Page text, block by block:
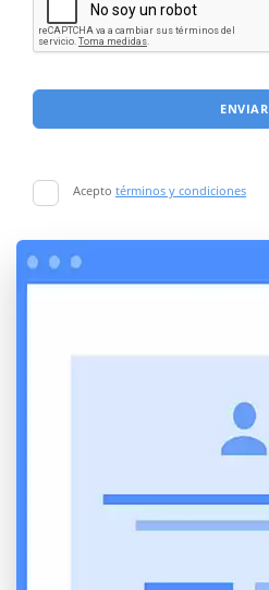
ENVIAR
Acepto términos y condiciones